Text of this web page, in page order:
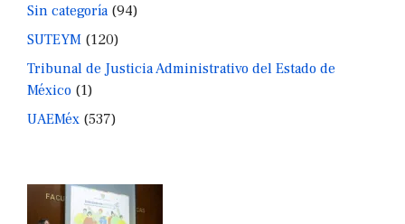
Sin categoría(94)
SUTEYM (120)
Tribunal de Justicia Administrativo del Estado de
México (1)
UAEMéx (537)